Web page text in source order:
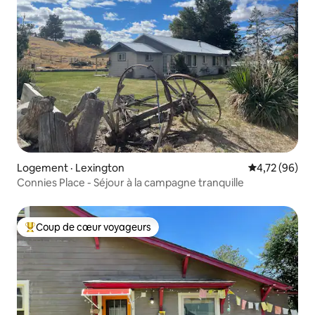
Logement · Lexington Note
4,72 (96)
Connies Place - Séjour à la campagne tranquille
Coup de cœur voyageurs parmi les plus aimés
Coup de cœur voyageurs